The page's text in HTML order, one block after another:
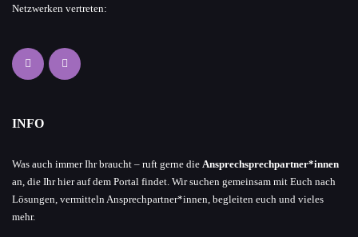
Netzwerken vertreten:
INFO
Was auch immer Ihr braucht – ruft gerne die Ansprechsprechpartner*innen
an, die Ihr hier auf dem Portal findet. Wir suchen gemeinsam mit Euch nach
Lösungen, vermitteln Ansprechpartner*innen, begleiten euch und vieles
mehr.